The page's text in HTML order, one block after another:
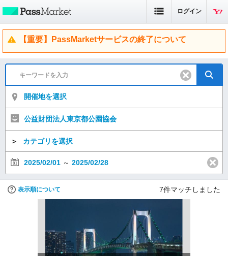
ログイン
【重要】PassMarketサービスの終了について
開催地を選択
公益財団法人東京都公園協会
＞ カテゴリを選択
2025/02/01 ～ 2025/02/28
表示順について 7件マッチしました